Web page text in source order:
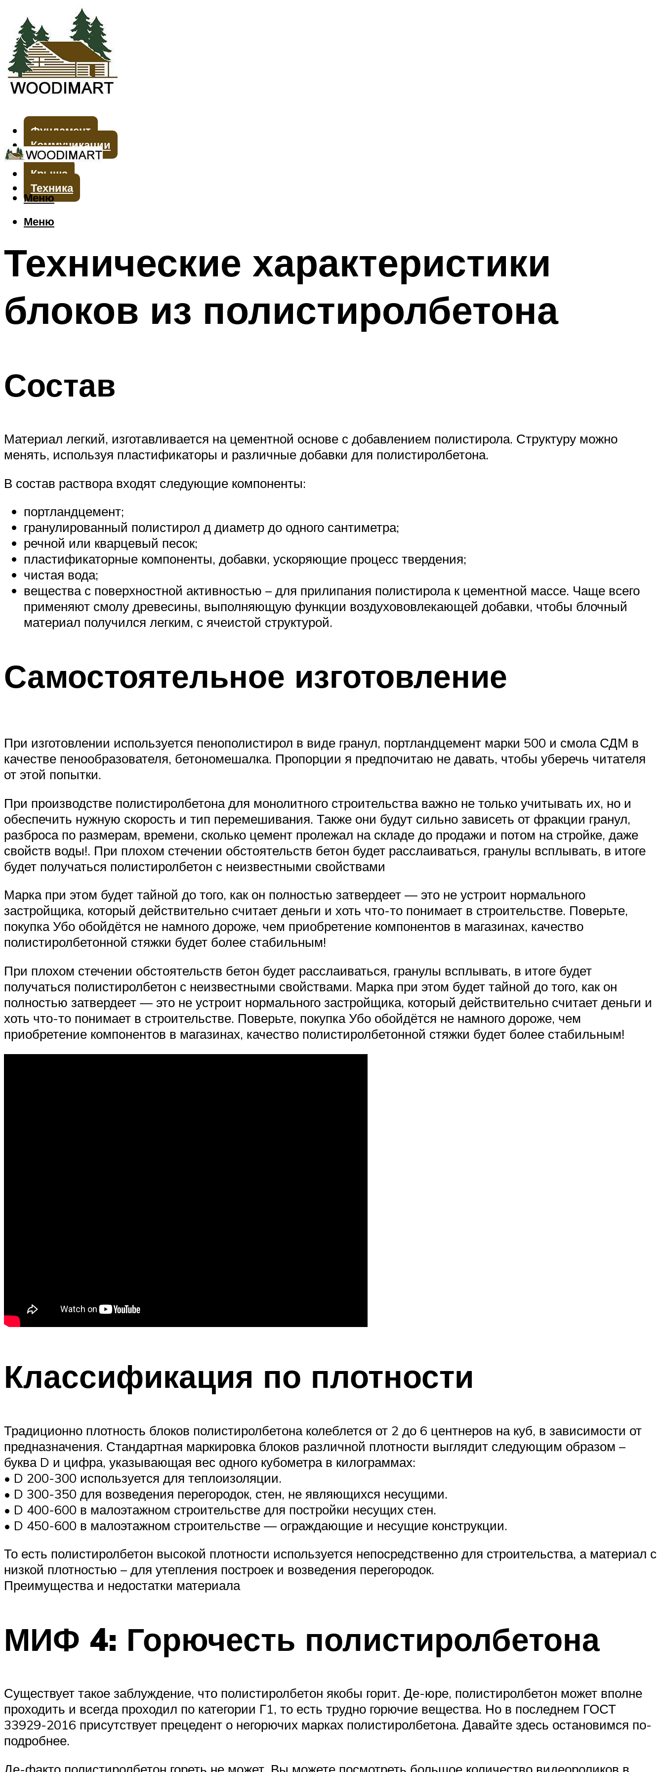
Фундамент
Коммуникации
Стены
Крыша
Техника
Меню
Меню
Технические характеристики
блоков из полистиролбетона
Состав
Материал легкий, изготавливается на цементной основе с добавлением полистирола. Структуру можно
менять, используя пластификаторы и различные добавки для полистиролбетона.
В состав раствора входят следующие компоненты:
портландцемент;
гранулированный полистирол д диаметр до одного сантиметра;
речной или кварцевый песок;
пластификаторные компоненты, добавки, ускоряющие процесс твердения;
чистая вода;
вещества с поверхностной активностью – для прилипания полистирола к цементной массе. Чаще всего
применяют смолу древесины, выполняющую функции воздухововлекающей добавки, чтобы блочный
материал получился легким, с ячеистой структурой.
Самостоятельное изготовление
При изготовлении используется пенополистирол в виде гранул, портландцемент марки 500 и смола СДМ в
качестве пенообразователя, бетономешалка. Пропорции я предпочитаю не давать, чтобы уберечь читателя
от этой попытки.
При производстве полистиролбетона для монолитного строительства важно не только учитывать их, но и
обеспечить нужную скорость и тип перемешивания. Также они будут сильно зависеть от фракции гранул,
разброса по размерам, времени, сколько цемент пролежал на складе до продажи и потом на стройке, даже
свойств воды!. При плохом стечении обстоятельств бетон будет расслаиваться, гранулы всплывать, в итоге
будет получаться полистиролбетон с неизвестными свойствами
Марка при этом будет тайной до того, как он полностью затвердеет — это не устроит нормального
застройщика, который действительно считает деньги и хоть что-то понимает в строительстве. Поверьте,
покупка Убо обойдётся не намного дороже, чем приобретение компонентов в магазинах, качество
полистиролбетонной стяжки будет более стабильным!
При плохом стечении обстоятельств бетон будет расслаиваться, гранулы всплывать, в итоге будет
получаться полистиролбетон с неизвестными свойствами. Марка при этом будет тайной до того, как он
полностью затвердеет — это не устроит нормального застройщика, который действительно считает деньги и
хоть что-то понимает в строительстве. Поверьте, покупка Убо обойдётся не намного дороже, чем
приобретение компонентов в магазинах, качество полистиролбетонной стяжки будет более стабильным!
Классификация по плотности
Традиционно плотность блоков полистиролбетона колеблется от 2 до 6 центнеров на куб, в зависимости от
предназначения. Стандартная маркировка блоков различной плотности выглядит следующим образом –
буква D и цифра, указывающая вес одного кубометра в килограммах:
• D 200-300 используется для теплоизоляции.
• D 300-350 для возведения перегородок, стен, не являющихся несущими.
• D 400-600 в малоэтажном строительстве для постройки несущих стен.
• D 450-600 в малоэтажном строительстве — ограждающие и несущие конструкции.
То есть полистиролбетон высокой плотности используется непосредственно для строительства, а материал с
низкой плотностью – для утепления построек и возведения перегородок.
Преимущества и недостатки материала
МИФ 4: Горючесть полистиролбетона
Существует такое заблуждение, что полистиролбетон якобы горит. Де-юре, полистиролбетон может вполне
проходить и всегда проходил по категории Г1, то есть трудно горючие вещества. Но в последнем ГОСТ
33929-2016 присутствует прецедент о негорючих марках полистиролбетона. Давайте здесь остановимся по-
подробнее.